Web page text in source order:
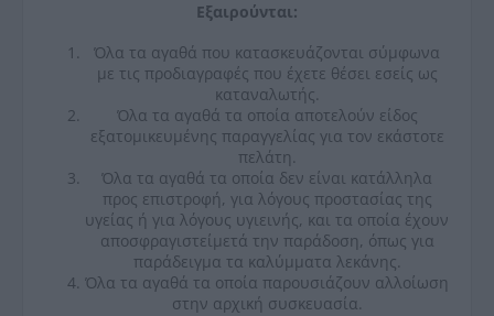
Εξαιρούνται:
Όλα τα αγαθά που κατασκευάζονται σύμφωνα
με τις προδιαγραφές που έχετε θέσει εσείς ως
καταναλωτής.
Όλα τα αγαθά τα οποία αποτελούν είδος
εξατομικευμένης παραγγελίας για τον εκάστοτε
πελάτη.
Όλα τα αγαθά τα οποία δεν είναι κατάλληλα
προς επιστροφή, για λόγους προστασίας της
υγείας ή για λόγους υγιεινής, και τα οποία έχουν
αποσφραγιστείμετά την παράδοση, όπως για
παράδειγμα τα καλύμματα λεκάνης.
Όλα τα αγαθά τα οποία παρουσιάζουν αλλοίωση
στην αρχική συσκευασία.